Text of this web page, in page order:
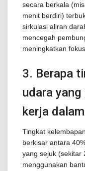
secara berkala
menit berdiri)
sirkulasi aliran
mencegah
meningkatkan
3. Berapa
udara
kerja
Tingkat
berkisar antara
yang sejuk (sekitar
menggunakan